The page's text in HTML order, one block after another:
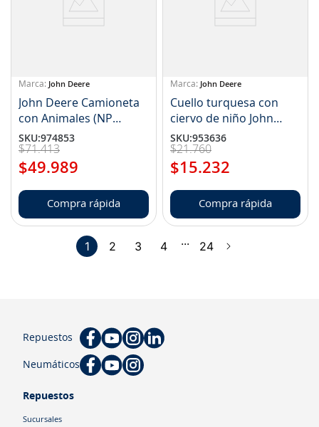
John Deere
John Deere Camioneta
con Animales (NP
TBEK37656)
SKU:974853
$71.413
$49.989
Compra rápida
John Deere
Cuello turquesa con
ciervo de niño John
Deere (NP LP76873)
SKU:953636
$21.760
$15.232
Compra rápida
1 2 3 4 ... 24
Repuestos
Neumáticos
Repuestos
Sucursales